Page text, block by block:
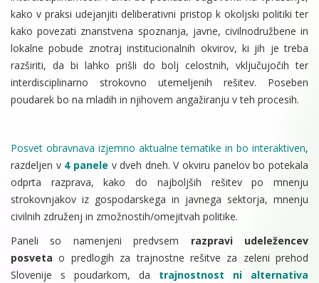
kako v praksi udejanjiti deliberativni pristop k okoljski politiki ter
kako povezati znanstvena spoznanja, javne, civilnodružbene in
lokalne pobude znotraj institucionalnih okvirov, ki jih je treba
razširiti, da bi lahko prišli do bolj celostnih, vključujočih ter
interdisciplinarno strokovno utemeljenih rešitev. Poseben
poudarek bo na mladih in njihovem angažiranju v teh procesih.
Posvet obravnava izjemno aktualne tematike in bo interaktiven,
razdeljen v 4 panele v dveh dneh. V okviru panelov bo potekala
odprta razprava, kako do najboljših rešitev po mnenju
strokovnjakov iz gospodarskega in javnega sektorja, mnenju
civilnih združenj in zmožnostih/omejitvah politike.
Paneli so namenjeni predvsem razpravi udeležencev
posveta o predlogih za trajnostne rešitve za zeleni prehod
Slovenije s poudarkom, da trajnostnost ni alternativa